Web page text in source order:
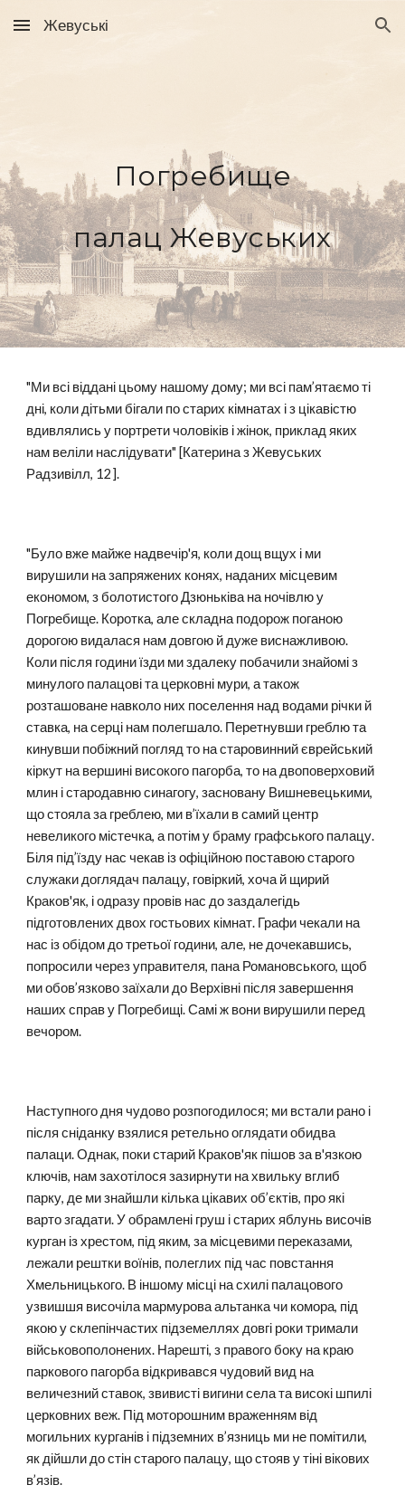
Skip to main content Skip to navigation
Жевуські
Погребище
палац Жевуських
"Ми всі віддані цьому нашому дому; ми всі пам’ятаємо ті
дні, коли дітьми бігали по старих кімнатах і з цікавістю
вдивлялись у портрети чоловіків і жінок, приклад яких
нам веліли наслідувати" [Катерина з Жевуських
Радзивілл, 12].
"Було вже майже надвечір'я, коли дощ вщух і ми
вирушили на запряжених конях, наданих місцевим
економом, з болотистого Дзюньківа на ночівлю у
Погребище. Коротка, але складна подорож поганою
дорогою видалася нам довгою й дуже виснажливою.
Коли після години їзди ми здалеку побачили знайомі з
минулого палацові та церковні мури, а також
розташоване навколо них поселення над водами річки й
ставка, на серці нам полегшало. Перетнувши греблю та
кинувши побіжний погляд то на старовинний єврейський
кіркут на вершині високого пагорба, то на двоповерховий
млин і стародавню синагогу, засновану Вишневецькими,
що стояла за греблею, ми в’їхали в самий центр
невеликого містечка, а потім у браму графського палацу.
Біля під’їзду нас чекав із офіційною поставою старого
служаки доглядач палацу, говіркий, хоча й щирий
Краков'як, і одразу провів нас до заздалегідь
підготовлених двох гостьових кімнат. Графи чекали на
нас із обідом до третьої години, але, не дочекавшись,
попросили через управителя, пана Романовського, щоб
ми обов’язково заїхали до Верхівні після завершення
наших справ у Погребищі. Самі ж вони вирушили перед
вечором.
Наступного дня чудово розпогодилося; ми встали рано і
після сніданку взялися ретельно оглядати обидва
палаци. Однак, поки старий Краков'як пішов за в'язкою
ключів, нам захотілося зазирнути на хвильку вглиб
парку, де ми знайшли кілька цікавих об’єктів, про які
варто згадати. У обрамлені груш і старих яблунь височів
курган із хрестом, під яким, за місцевими переказами,
лежали рештки воїнів, полеглих під час повстання
Хмельницького. В іншому місці на схилі палацового
узвишшя височіла мармурова альтанка чи комора, під
якою у склепінчастих підземеллях довгі роки тримали
військовополонених. Нарешті, з правого боку на краю
паркового пагорба відкривався чудовий вид на
величезний ставок, звивисті вигини села та високі шпилі
церковних веж. Під моторошним враженням від
могильних курганів і підземних в’язниць ми не помітили,
як дійшли до стін старого палацу, що стояв у тіні вікових
в’язів.